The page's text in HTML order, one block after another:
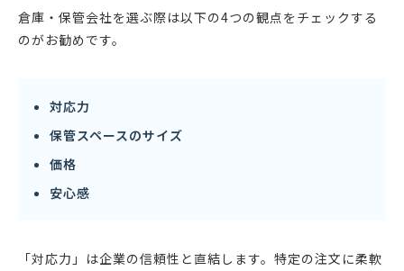
倉庫・保管会社を選ぶ際は以下の4つの観点をチェックする
のがお勧めです。
対応力
保管スペースのサイズ
価格
安心感
「対応力」は企業の信頼性と直結します。特定の注文に柔軟